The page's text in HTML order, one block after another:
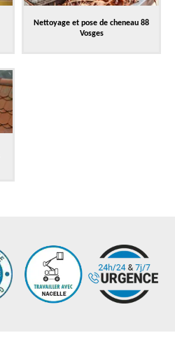
Nettoyage et pose de cheneau 88
Vosges